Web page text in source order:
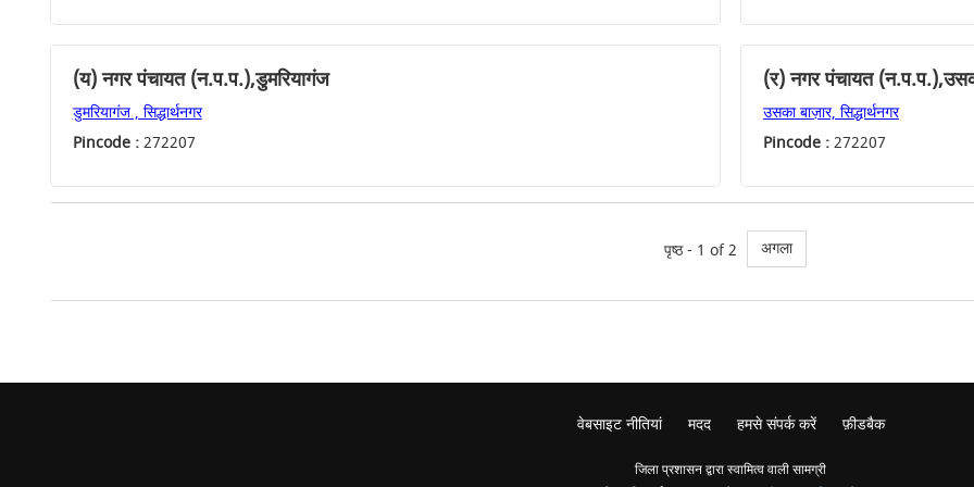
(य) नगर पंचायत (न.प.प.),डुमरियागंज
डुमरियागंज , सिद्धार्थनगर
Pincode :272207
(र) नगर पंचायत
उसका बाज़ार, सिद्धार्थनगर
Pincode :272207
पृष्ठ - 1 of 2 अगला
वेबसाइट नीतियां मदद हमसे संपर्क करें फ़ीडबैक
जिला प्रशासन द्वारा स्वामित्व वाली सामग्री